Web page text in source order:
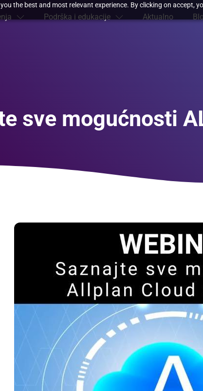
the best and most relevant experience. By clicking on accept,
Podrška i edukacije Aktualno
sve mogućnosti